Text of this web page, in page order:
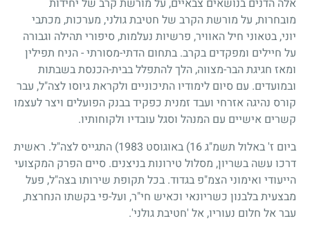
אלה הדנים בנושאים צבאיים, על מורשת קרב של יחידות
מובחרות, על מורשת הקרב של חטיבת גולני, מערכות, מכתבי
יוני, בטאוני חיל האוויר, פרשיות נעלמות, סיפורי תהילה וגבורה
על חיילים ומפקדים בקרב. בתחום הדתי-מסורתי - הניח תפילין
ומאז חגיגת הבר-מצווה, הלך להתפלל בבית-הכנסת בשבתות
ובמועדים. עם סיום לימודיו התיכוניים ולקראת גיוסו לצה"ל, עבר
קורס נהיגה אזרחי ועבד זמנית כפקיד בבנק הפועלים ויצר לעצמו
קשרים אישיים עם המנהל וסגל עובדיו ולקוחותיו.
ביום ז' באלול תשמ"ג16) באוגוסט 1983) התגייס לצה"ל. ראשית
דרכו עשה בשריון, מסלול טירונות בניצנים. סיים הפרק המקצועי
הייעודי ואימוני הצמ"פ בגדוד. בכל תקופת שירותו בצה"ל, פעל
מבצעית בלבנון כשריונאי וכאיש חי"ר, ועל-פי בקשתו הנחרצת,
עבר אל חלום נעוריו, אל 'חטיבת גולני'.